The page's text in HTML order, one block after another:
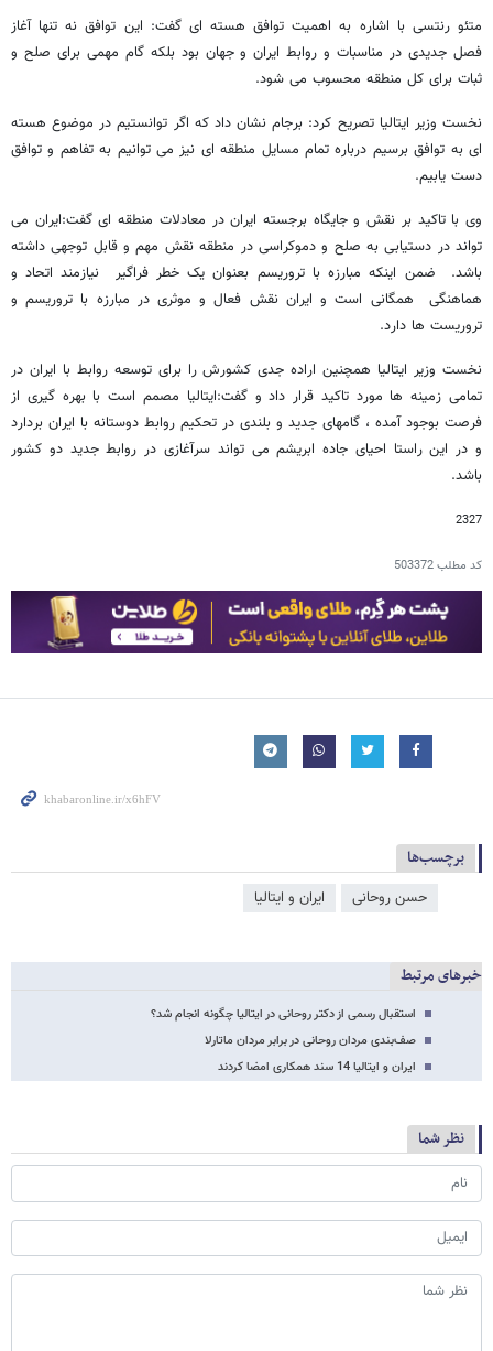
متئو رنتسی با اشاره به اهمیت توافق هسته ای گفت: این توافق نه تنها آغاز
فصل جدیدی در مناسبات و روابط ایران و جهان بود بلکه گام مهمی برای صلح و
ثبات برای کل منطقه محسوب می شود.
نخست وزیر ایتالیا تصریح کرد: برجام نشان داد که اگر توانستیم در موضوع هسته
ای به توافق برسیم درباره تمام مسایل منطقه ای نیز می توانیم به تفاهم و توافق
دست یابیم.
وی با تاکید بر نقش و جایگاه برجسته ایران در معادلات منطقه ای گفت:ایران می
تواند در دستیابی به صلح و دموکراسی در منطقه نقش مهم و قابل توجهی داشته
باشد. ضمن اینکه مبارزه با تروریسم بعنوان یک خطر فراگیر نیازمند اتحاد و
هماهنگی همگانی است و ایران نقش فعال و موثری در مبارزه با تروریسم و
تروریست ها دارد.
نخست وزیر ایتالیا همچنین اراده جدی کشورش را برای توسعه روابط با ایران در
تمامی زمینه ها مورد تاکید قرار داد و گفت:ایتالیا مصمم است با بهره گیری از
فرصت بوجود آمده ، گامهای جدید و بلندی در تحکیم روابط دوستانه با ایران بردارد
و در این راستا احیای جاده ابریشم می تواند سرآغازی در روابط جدید دو کشور
باشد.
2327
کد مطلب503372
برچسب‌ها
حسن روحانی ایران و ایتالیا
خبرهای مرتبط
استقبال رسمی از دکتر روحانی در ایتالیا چگونه انجام شد؟
صف‌بندی مردان روحانی در برابر مردان ماتارلا
ایران و ایتالیا 14 سند همکاری امضا کردند
نظر شما